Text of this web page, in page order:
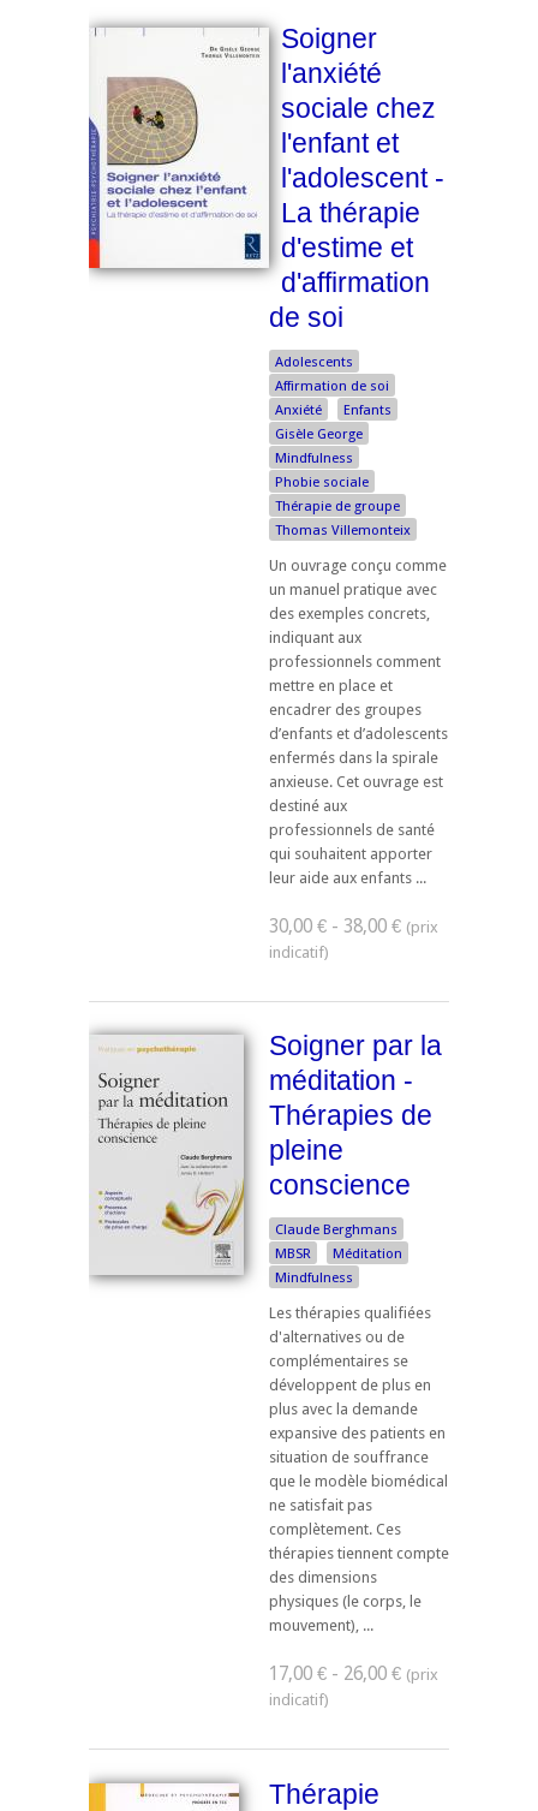
Soigner
l'anxiété
sociale chez
l'enfant et
l'adolescent -
La thérapie
d'estime et
d'affirmation
de soi
Adolescents
Affirmation de soi
Anxiété
Enfants
Gisèle George
Mindfulness
Phobie sociale
Thérapie de groupe
Thomas Villemonteix
Un ouvrage conçu comme
un manuel pratique avec
des exemples concrets,
indiquant aux
professionnels comment
mettre en place et
encadrer des groupes
d’enfants et d’adolescents
enfermés dans la spirale
anxieuse. Cet ouvrage est
destiné aux
professionnels de santé
qui souhaitent apporter
leur aide aux enfants ...
30,00 € - 38,00 €
Soigner par la
méditation -
Thérapies de
pleine
conscience
Claude Berghmans
MBSR
Méditation
Mindfulness
Les thérapies qualifiées
d'alternatives ou de
complémentaires se
développent de plus en
plus avec la demande
expansive des patients en
situation de souffrance
que le modèle biomédical
ne satisfait pas
complètement. Ces
thérapies tiennent compte
des dimensions
physiques (le corps, le
mouvement), ...
17,00 € - 26,00 €
Thérapie